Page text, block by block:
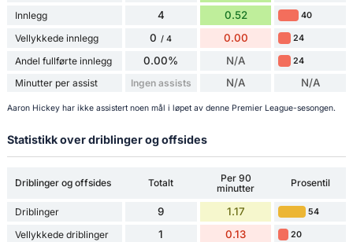
Innlegg 4 0.52 40
Vellykkede innlegg 0 / 4 0.00 24
Andel fullførte innlegg 0.00% N/A 24
Minutter per assist Ingen assists N/A N/A
Aaron Hickey har ikke assistert noen mål i løpet av denne Premier League-sesongen.
Statistikk over driblinger og offsides
Driblinger og offsides Totalt
Per 90
minutter
Prosentil
Driblinger 9 1.17 54
Vellykkede driblinger 1 0.13 20